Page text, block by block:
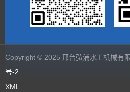
Copyright © 2025 邢台弘浦水工机械有
号-2
XML